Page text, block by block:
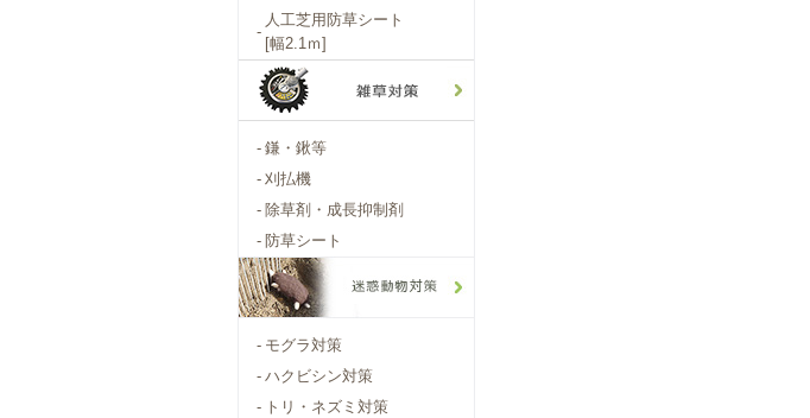
-
人工芝用防草シート
[幅2.1ｍ]
- 鎌・鍬等
- 刈払機
- 除草剤・成長抑制剤
- 防草シート
- モグラ対策
- ハクビシン対策
- トリ・ネズミ対策